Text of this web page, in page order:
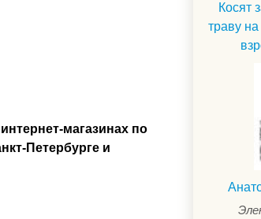
магазинах по
Петербурге и
Косят
траву